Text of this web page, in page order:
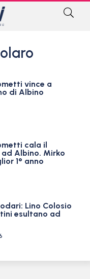
vince a
di Albino
cala il
Albino. Mirko
1° anno
Lino Colosio
esultano ad